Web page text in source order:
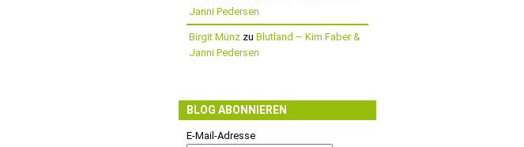
Janni Pedersen
Birgit Münz zu Blutland – Kim Faber &
Janni Pedersen
BLOG ABONNIEREN
E-Mail-Adresse